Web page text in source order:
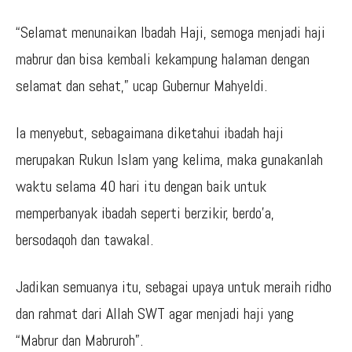
“Selamat menunaikan Ibadah Haji, semoga menjadi haji
mabrur dan bisa kembali kekampung halaman dengan
selamat dan sehat,” ucap Gubernur Mahyeldi.
Ia menyebut, sebagaimana diketahui ibadah haji
merupakan Rukun Islam yang kelima, maka gunakanlah
waktu selama 40 hari itu dengan baik untuk
memperbanyak ibadah seperti berzikir, berdo’a,
bersodaqoh dan tawakal.
Jadikan semuanya itu, sebagai upaya untuk meraih ridho
dan rahmat dari Allah SWT agar menjadi haji yang
“Mabrur dan Mabruroh”.